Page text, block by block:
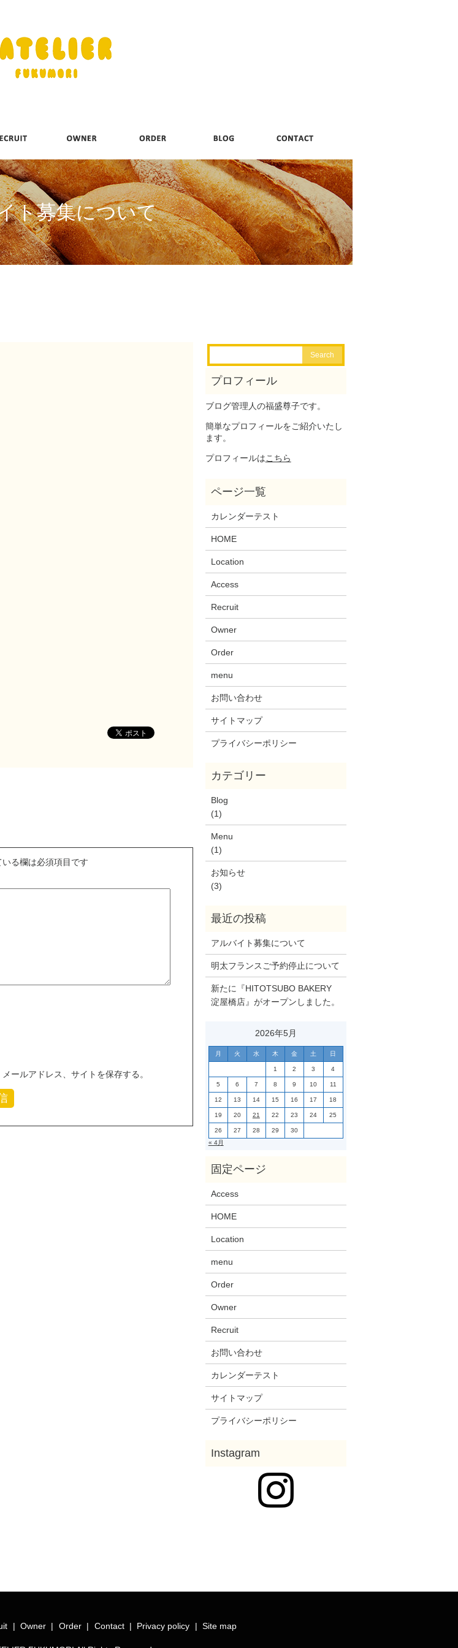
ト募集について
いる欄は必須項目です
ールアドレス、サイトを保存する。
ブログ管理人の福盛尊子です。
簡単なプロフィールをご紹介いたし
ます。
プロフィールはこちら
カレンダーテスト
HOME
Location
Access
Recruit
Owner
Order
menu
お問い合わせ
サイトマップ
プライバシーポリシー
Blog
(1)
Menu
(1)
お知らせ
(3)
アルバイト募集について
明太フランスご予約停止について
新たに『HITOTSUBO BAKERY
淀屋橋店』がオープンしました。
2026年5月
月 火 水 木 金 土 日
1 2 3 4
5 6 7 8 9 10 11
12 13 14 15 16 17 18
19 20 21 22 23 24 25
26 27 28 29
30
« 4月
Access
HOME
Location
menu
Order
Owner
Recruit
お問い合わせ
カレンダーテスト
サイトマップ
プライバシーポリシー
Owner Order Contact Privacy policy Site map